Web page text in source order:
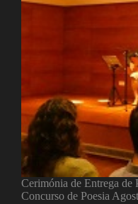
Cerimónia de Entrega
Concurso de Poesia